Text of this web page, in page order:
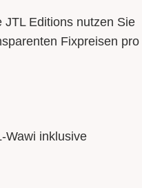
JTL Editions nutzen Sie
Fixpreisen pro
Wawi inklusive